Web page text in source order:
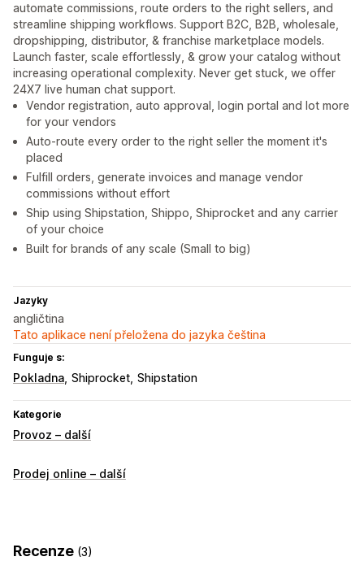
automate commissions, route orders to the right sellers, and
streamline shipping workflows. Support B2C, B2B, wholesale,
dropshipping, distributor, & franchise marketplace models.
Launch faster, scale effortlessly, & grow your catalog without
increasing operational complexity. Never get stuck, we offer
24X7 live human chat support.
Vendor registration, auto approval, login portal and lot more
for your vendors
Auto-route every order to the right seller the moment it's
placed
Fulfill orders, generate invoices and manage vendor
commissions without effort
Ship using Shipstation, Shippo, Shiprocket and any carrier
of your choice
Built for brands of any scale (Small to big)
Jazyky
angličtina
Tato aplikace není přeložena do jazyka čeština
Funguje s:
Pokladna Shiprocket Shipstation
Kategorie
Provoz – další
Prodej online – další
Recenze (3)